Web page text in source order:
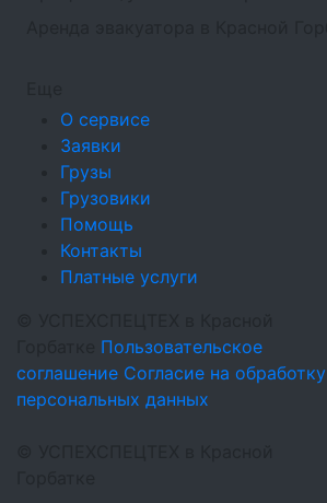
О сервисе
Заявки
Грузы
Грузовики
Помощь
Контакты
Платные услуги
Пользовательское
соглашение Согласие на обработку
персональных данных